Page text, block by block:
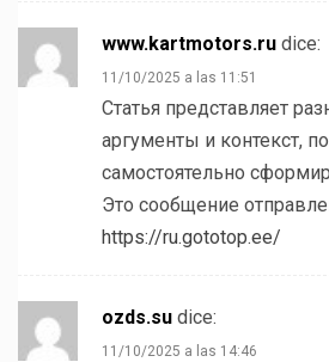
www.kartmotors.ru dice:
11/10/2025 a las 11:51
Статья представляет
аргументы и контекст,
самостоятельно
Это сообщение
https://ru.gototop.ee/
ozds.su dice:
11/10/2025 a las 14:46